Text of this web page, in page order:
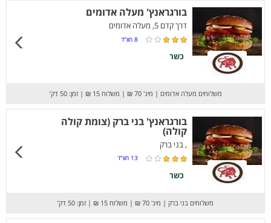
בורגראנץ' מעלה אדומים
דרך קדם 5, מעלה אדומים
8 חוו”ד
כשר
משלוחים מעלה אדומים | מינ' 70 ₪ | משלוח 15 ₪ | זמן: 50 דק’
בורגראנץ' בני ברק (צומת קולה
קולה)
, בני ברק
13 חוו”ד
כשר
משלוחים בני ברק | מינ' 70 ₪ | משלוח 15 ₪ | זמן: 50 דק’